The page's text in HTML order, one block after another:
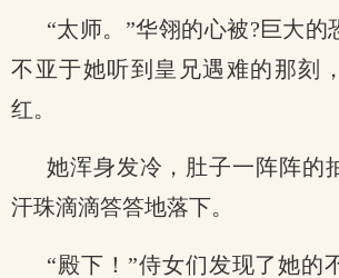
“太师。”华翎的心被?巨大的
不亚于她听到皇兄遇难的那刻
红。
她浑身发冷，肚子一阵阵的
汗珠滴滴答答地落下。
“殿下！”侍女们发现了她的